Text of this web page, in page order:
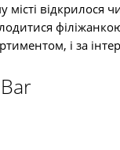
місті
і за